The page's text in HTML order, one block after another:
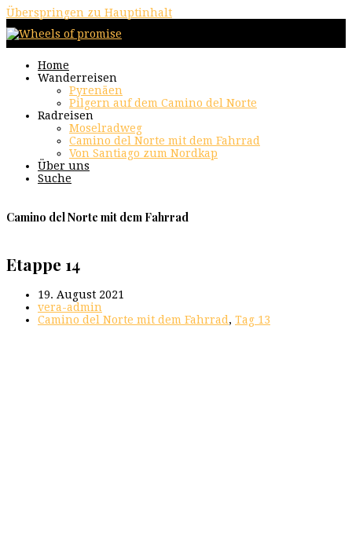
Überspringen zu Hauptinhalt
Home
Wanderreisen
Pyrenäen
Pilgern auf dem Camino del Norte
Radreisen
Moselradweg
Camino del Norte mit dem Fahrrad
Von Santiago zum Nordkap
Über uns
Suche
Camino del Norte mit dem Fahrrad
Etappe 14
19. August 2021
vera-admin
Camino del Norte mit dem Fahrrad , Tag 13